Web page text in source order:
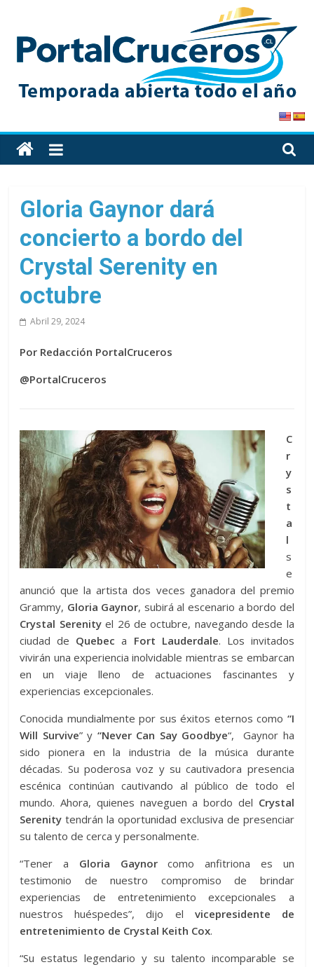
content
PortalCruceros
Toda
la
cruceros
en
solo
Gloria Gaynor dará
concierto a bordo del
Crystal Serenity en
octubre
Abril 29, 2024
Por Redacción PortalCruceros
@PortalCruceros
C
r
y
s
t
a
l
s
e
anunció que la artista dos veces ganadora del premio
Grammy, Gloria Gaynor, subirá al escenario a bordo del
Crystal Serenityel 26 de octubre, navegando desde la
ciudad de Quebec a Fort Lauderdale. Los invitados
vivirán una experiencia inolvidable mientras se embarcan
en un viaje lleno de actuaciones fascinantes y
experiencias excepcionales.
Conocida mundialmente por sus éxitos eternos como “I
Will Survive” y “Never Can Say Goodbye“, Gaynor ha
sido pionera en la industria de la música durante
décadas. Su poderosa voz y su cautivadora presencia
escénica continúan cautivando al público de todo el
mundo. Ahora, quienes naveguen a bordo del Crystal
Serenity tendrán la oportunidad exclusiva de presenciar
su talento de cerca y personalmente.
“Tener a Gloria Gaynorcomo anfitriona es un
testimonio de nuestro compromiso de brindar
experiencias de entretenimiento excepcionales a
nuestros huéspedes”, dijo el vicepresidente de
entretenimiento de Crystal Keith Cox.
“Su estatus legendario y su talento incomparable se